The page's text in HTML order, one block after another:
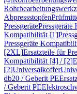
Abpressstopfen
Pressgeräte
Kompatibilität [1]
Pressgeräte
[2XL]Ersatzteile für
Kompatibilität [4] / [2]
[2]Universalkoffer
db20 / Geberit PE
/ Geberit PE